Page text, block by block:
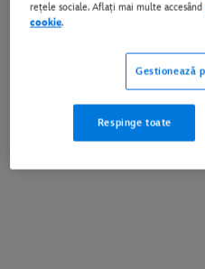
Oasis: Don't Look Back In
rețele sociale. Aflați mai multe accesând
cookie.
Gestionează
Respinge toate